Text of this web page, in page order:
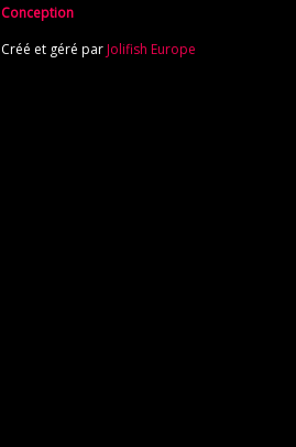
Conception
Créé et géré par Jolifish Europe